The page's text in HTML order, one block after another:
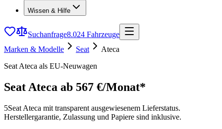
Wissen & Hilfe
Suchanfrage8.024 Fahrzeuge
Marken & Modelle
Seat
Ateca
Seat Ateca als EU-Neuwagen
Seat Ateca ab 567 €/Monat*
5Seat Ateca mit transparent ausgewiesenem Lieferstatus.
Herstellergarantie, Zulassung und Papiere sind inklusive.